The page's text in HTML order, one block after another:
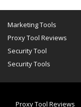
Marketing Tools
Proxy Tool Reviews
Security Tool
Security Tools
Proxy Tool Reviews